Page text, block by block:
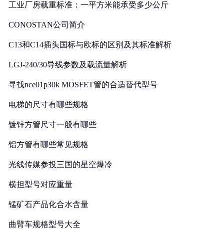
工业厂房载重标准：一平方米能承受多少公斤
CONOSTAN公司简介
C13和C14插头国标与欧标的区别及其标准解析
LGJ-240/30导线参数及载流量解析
寻找nce01p30k MOSFET管的合适替代型号
电梯的尺寸有哪些规格
镀锌方管尺寸一般有哪些
铝方管有哪些常见规格
光线传媒参投三国的星空爆冷
横担型号对应重量
锰矿石产品化合水含量
曲臂车规格型号大全